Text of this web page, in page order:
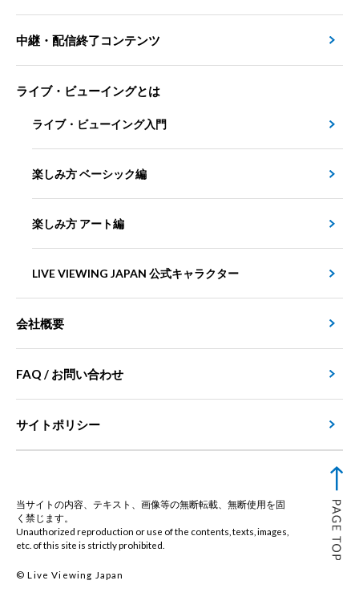
中継・配信終了コンテンツ
ライブ・ビューイングとは
ライブ・ビューイング入門
楽しみ方 ベーシック編
楽しみ方 アート編
LIVE VIEWING JAPAN 公式キャラクター
会社概要
FAQ / お問い合わせ
サイトポリシー
当サイトの内容、テキスト、画像等の無断転載、無断使用を固
く禁じます。
Unauthorized reproduction or use of the contents, texts, images,
etc. of this site is strictly prohibited.
© Live Viewing Japan